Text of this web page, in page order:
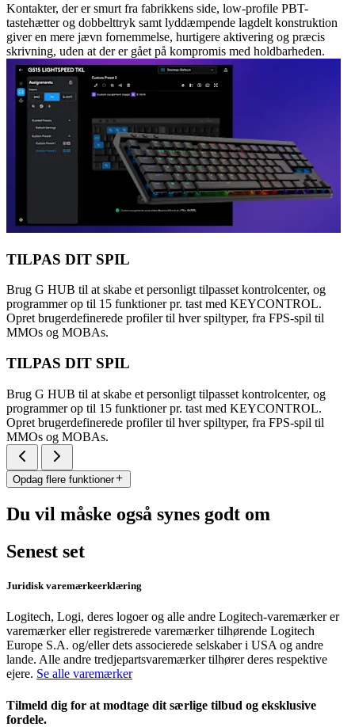
Kontakter, der er smurt fra fabrikkens side, low-profile PBT-
tastehætter og dobbelttryk samt lyddæmpende lagdelt konstruktion
giver en mere jævn fornemmelse, hurtigere aktivering og præcis
skrivning, uden at der er gået på kompromis med holdbarheden.
TILPAS DIT SPIL
Brug G HUB til at skabe et personligt tilpasset kontrolcenter, og
programmer op til 15 funktioner pr. tast med KEYCONTROL.
Opret brugerdefinerede profiler til hver spiltyper, fra FPS-spil til
MMOs og MOBAs.
TILPAS DIT SPIL
Brug G HUB til at skabe et personligt tilpasset kontrolcenter, og
programmer op til 15 funktioner pr. tast med KEYCONTROL.
Opret brugerdefinerede profiler til hver spiltyper, fra FPS-spil til
MMOs og MOBAs.
Opdag flere funktioner
Du vil måske også synes godt om
Senest set
Juridisk varemærkeerklæring
Logitech, Logi, deres logoer og alle andre Logitech-varemærker er
varemærker eller registrerede varemærker tilhørende Logitech
Europe S.A. og/eller dets associerede selskaber i USA og andre
lande. Alle andre tredjepartsvaremærker tilhører deres respektive
ejere. Se alle varemærker
Tilmeld dig for at modtage dit særlige tilbud og eksklusive
fordele.